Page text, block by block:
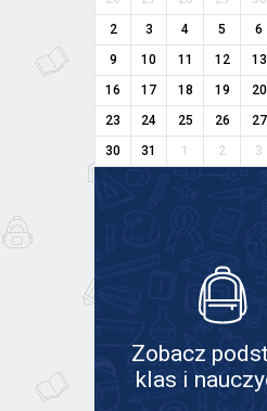
2
3 4 5 6
9
10 11 12 13
16
17 18 19 20
23
24 25 26 27
30
31 1 2 3
Zobacz
klas i